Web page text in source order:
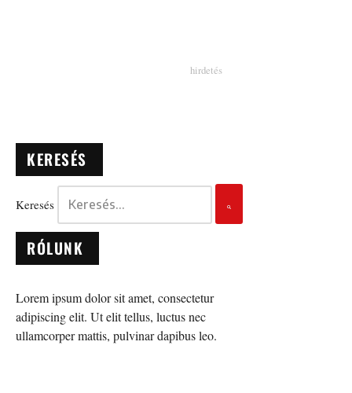
KERESÉS
Keresés
RÓLUNK
Lorem ipsum dolor sit amet, consectetur
adipiscing elit. Ut elit tellus, luctus nec
ullamcorper mattis, pulvinar dapibus leo.